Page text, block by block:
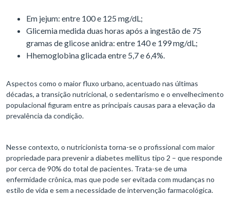
Em jejum: entre 100 e 125 mg/dL;
Glicemia medida duas horas após a ingestão de 75
gramas de glicose anidra: entre 140 e 199 mg/dL;
Hhemoglobina glicada entre 5,7 e 6,4%.
Aspectos como o maior fluxo urbano, acentuado nas últimas
décadas, a transição nutricional, o sedentarismo e o envelhecimento
populacional figuram entre as principais causas para a elevação da
prevalência da condição.
Nesse contexto, o nutricionista torna-se o profissional com maior
propriedade para prevenir a diabetes mellitus tipo 2 – que responde
por cerca de 90% do total de pacientes. Trata-se de uma
enfermidade crônica, mas que pode ser evitada com mudanças no
estilo de vida e sem a necessidade de intervenção farmacológica.